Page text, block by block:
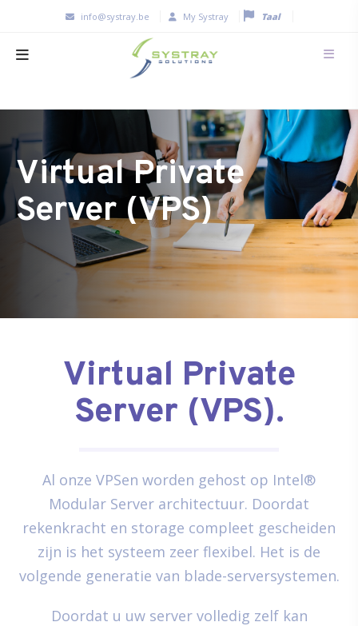
info@systray.be My Systray Taal
Virtual Private
Server (VPS)
Virtual Private
Server (VPS).
Al onze VPSen worden gehost op Intel®
Modular Server architectuur. Doordat
rekenkracht en storage compleet gescheiden
zijn is het systeem zeer flexibel. Het is de
volgende generatie van blade-serversystemen.
Doordat u uw server volledig zelf kan